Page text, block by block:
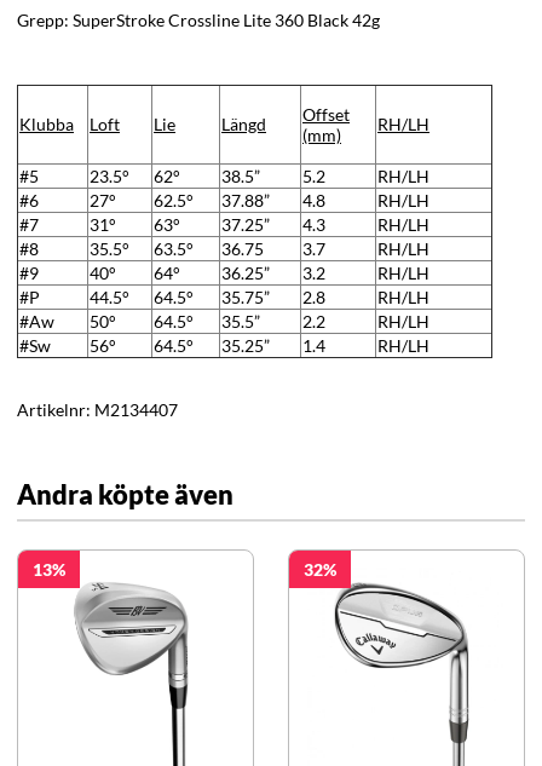
Grepp: SuperStroke Crossline Lite 360 Black 42g
Klubba Loft Lie Längd
Offset
(mm)
RH/LH
#5 23.5° 62° 38.5” 5.2
RH/LH
#6
27° 62.5° 37.88” 4.8
RH/LH
#7
31° 63° 37.25” 4.3
RH/LH
#8
35.5° 63.5° 36.75 3.7
RH/LH
#9
40° 64° 36.25” 3.2
RH/LH
#P
44.5° 64.5° 35.75” 2.8
RH/LH
#Aw
50° 64.5° 35.5” 2.2
RH/LH
#Sw
56° 64.5° 35.25” 1.4 RH/LH
Artikelnr: M2134407
Andra köpte även
13 32